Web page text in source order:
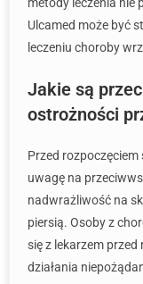
Ulcamed może być
leczeniu choroby
Jakie są
ostrożności
Przed
uwagę na
nadwrażliwość na
piersią. Osoby z
się z lekarzem
działania